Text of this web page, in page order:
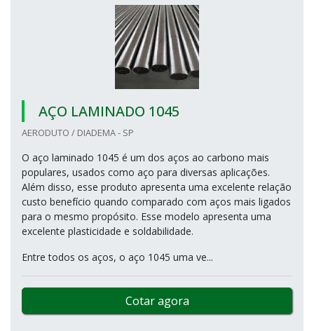
AÇO LAMINADO 1045
AERODUTO / DIADEMA - SP
O aço laminado 1045 é um dos aços ao carbono mais
populares, usados como aço para diversas aplicações.
Além disso, esse produto apresenta uma excelente relação
custo benefício quando comparado com aços mais ligados
para o mesmo propósito. Esse modelo apresenta uma
excelente plasticidade e soldabilidade.
Entre todos os aços, o aço 1045 uma ve...
Cotar agora